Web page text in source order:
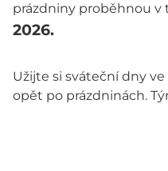
prázdniny proběhnou v
2026.
Užijte si sváteční dny
opět po prázdninách.